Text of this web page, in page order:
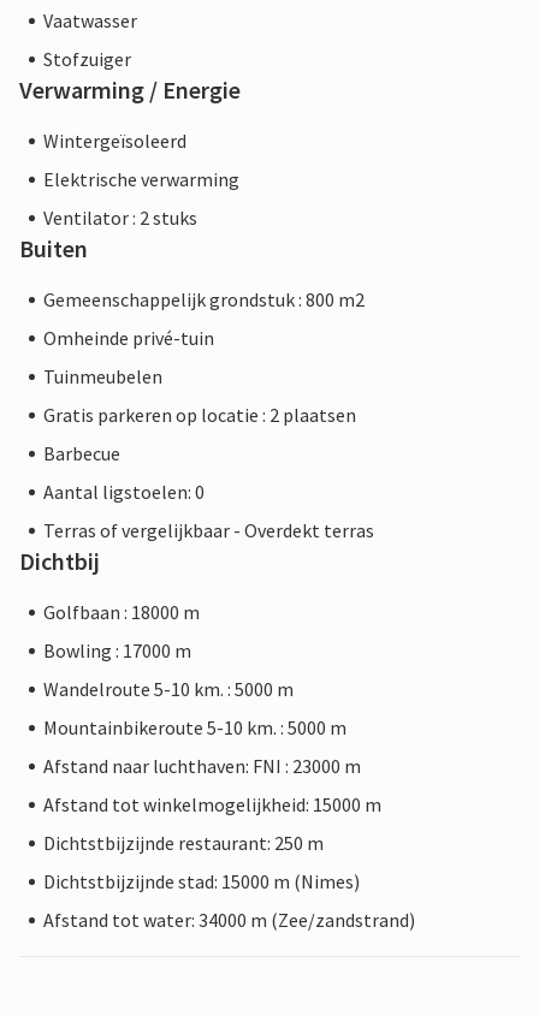
Vaatwasser
Stofzuiger
Verwarming / Energie
Wintergeïsoleerd
Elektrische verwarming
Ventilator : 2 stuks
Buiten
Gemeenschappelijk grondstuk : 800 m2
Omheinde privé-tuin
Tuinmeubelen
Gratis parkeren op locatie : 2 plaatsen
Barbecue
Aantal ligstoelen: 0
Terras of vergelijkbaar - Overdekt terras
Dichtbij
Golfbaan : 18000 m
Bowling : 17000 m
Wandelroute 5-10 km. : 5000 m
Mountainbikeroute 5-10 km. : 5000 m
Afstand naar luchthaven: FNI : 23000 m
Afstand tot winkelmogelijkheid: 15000 m
Dichtstbijzijnde restaurant: 250 m
Dichtstbijzijnde stad: 15000 m (Nimes)
Afstand tot water: 34000 m (Zee/zandstrand)